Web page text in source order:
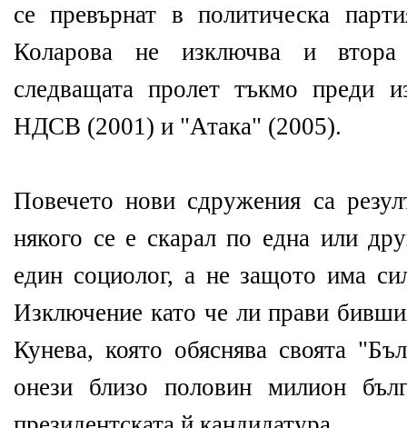
се превърнат в политическа
Коларова не изключва и
следващата пролет тъкмо преди
НДСВ (2001) и "Атака" (2005).
Повечето нови сдружения са
някого се е скарал по една или
един социолог, а не защото има
Изключение като че ли прави
Кунева, която обяснява своята
онези близо половин милион